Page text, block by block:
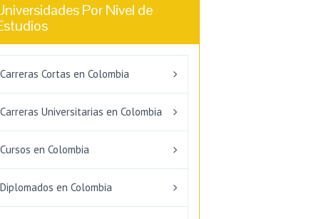
Por Nivel de
Carreras Cortas en Colombia
Carreras Universitarias en Colombia
Cursos en Colombia
Diplomados en Colombia